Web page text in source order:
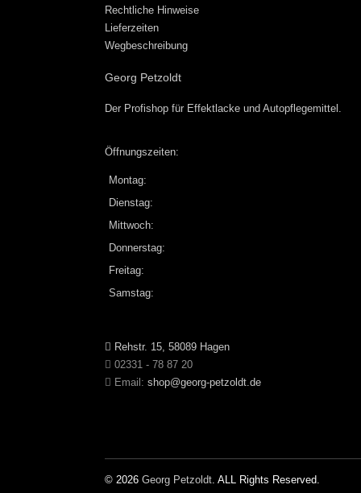
Rechtliche Hinweise
Lieferzeiten
Wegbeschreibung
Georg Petzoldt
Der Profishop für Effektlacke und Autopflegemittel .
Öffnungszeiten:
Montag:
Dienstag:
Mittwoch:
Donnerstag:
Freitag:
Samstag:
Rehstr. 15, 58089 Hagen
02331 - 78 87 20
Email: shop@georg-petzoldt.de
© 2026 Georg Petzoldt . ALL Rights Reserved.